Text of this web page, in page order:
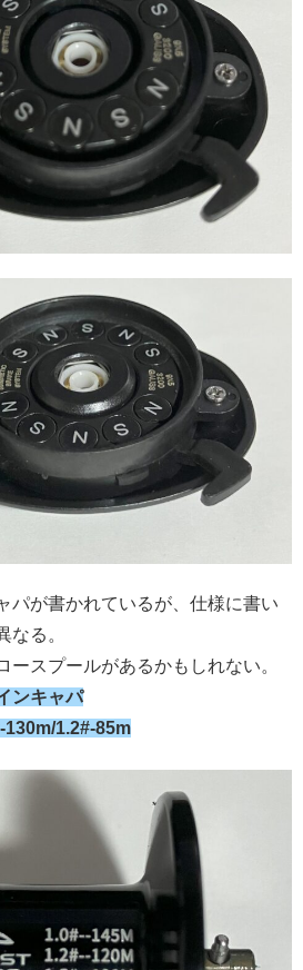
パが書かれているが、仕様に書い
なる。
ースプールがあるかもしれない。
ンキャパ
130m/1.2#-85m